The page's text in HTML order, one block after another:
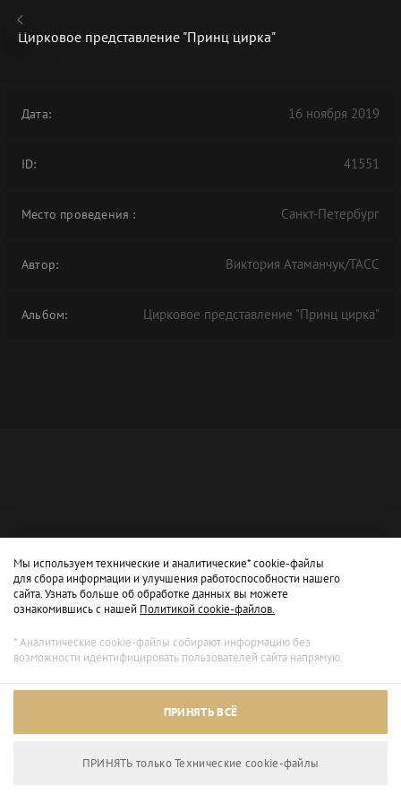
В АРХИВЕ
Архивный режим
Цирковое представление "Принц цирка"
Дата: 16 ноября 2019
ID: 41551
Место проведения : Санкт-Петербург
Автор: Виктория Атаманчук/ТАСС
Альбом: Цирковое представление "Принц цирка"
Мы используем технические и аналитические* cookie-файлы
для сбора информации и улучшения работоспособности нашего
сайта. Узнать больше об обработке данных вы можете
ознакомившись с нашей Политикой cookie-файлов.
* Аналитические cookie-файлы собирают информацию без
возможности идентифицировать пользователей сайта напрямую.
ПРИНЯТЬ ВСЁ
ПРИНЯТЬ только Технические сookie-файлы